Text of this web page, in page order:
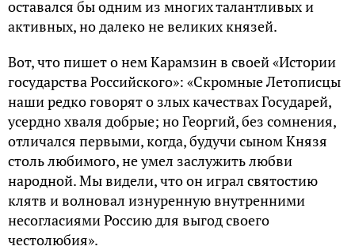
оставался бы одним из многих талантливых и
активных, но далеко не великих князей.
Вот, что пишет о нем Карамзин в своей «Истории
государства Российского»: «Скромные Летописцы
наши редко говорят о злых качествах Государей,
усердно хваля добрые; но Георгий, без сомнения,
отличался первыми, когда, будучи сыном Князя
столь любимого, не умел заслужить любви
народной. Мы видели, что он играл святостию
клятв и волновал изнуренную внутренними
несогласиями Россию для выгод своего
честолюбия».